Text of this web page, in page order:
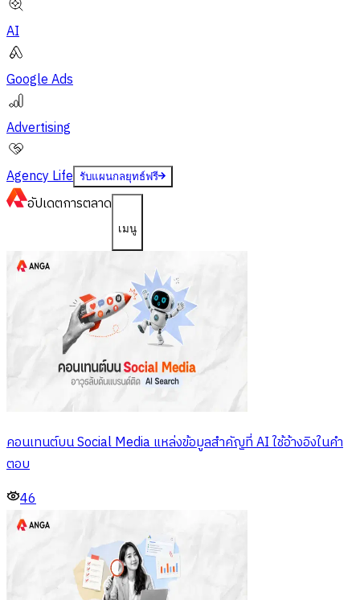
AI
Google Ads
Advertising
Agency Life รับแผนกลยุทธ์ฟรี
อัปเดตการตลาด
เมนู
คอนเทนต์บน Social Media แหล่งข้อมูลสำคัญที่ AI ใช้อ้างอิงในคำ
ตอบ
46